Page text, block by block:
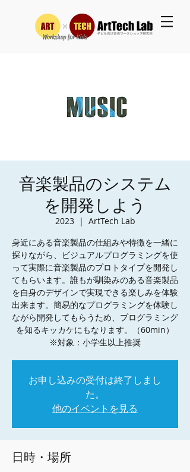
音楽製品のシステム
を開発しよう
2023
  |
ArtTech Lab
身近にある音楽製品の仕組みや特徴を一緒に
探りながら、ビジュアルプログラミングを使
って実際に音楽製品のプロトタイプを開発し
てもらいます。誰もが馴染みのある音楽製品
を自身のデザインで実現できる楽しみを体験
出来ます。簡易的なプログラミングを体験し
ながら開発してもらうため、プログラミング
を知るキッカケにもなります。（60min）
※対象：小学生以上推奨
お申し込みの受付は終了しまし
た。
他のイベントを見る
日時・場所